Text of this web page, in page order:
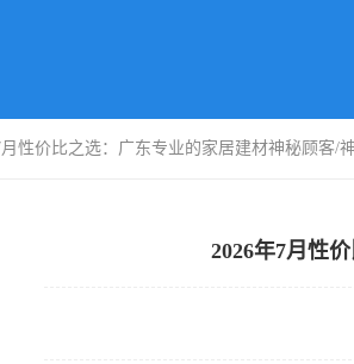
月性价比之选：广东专业的家居建材神秘顾客/
2026年7月性